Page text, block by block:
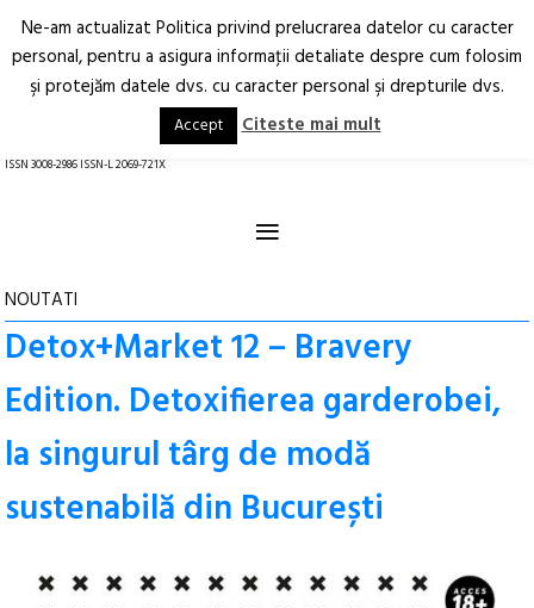
Arhitectură.
Oraș.
RO EN
ISSN 3008-2986 ISSN-L 2069-721X
≡
NOUTATI
Detox+Market 12 – Bravery
Edition. Detoxifierea garderobei,
la singurul târg de modă
sustenabilă din București
Ne-am actualizat Politica privind prelucrarea datelor cu caracter
personal, pentru a asigura informaţii detaliate despre cum folosim
şi protejăm datele dvs. cu caracter personal şi drepturile dvs.
Accept Citeste mai mult